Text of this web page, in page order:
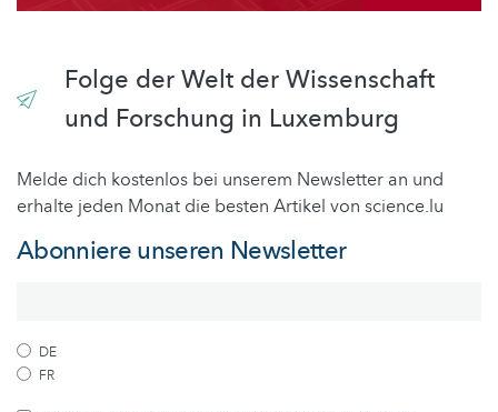
Folge der Welt der Wissenschaft
und Forschung in Luxemburg
Melde dich kostenlos bei unserem Newsletter an und
erhalte jeden Monat die besten Artikel von science.lu
Abonniere unseren Newsletter
DE
FR